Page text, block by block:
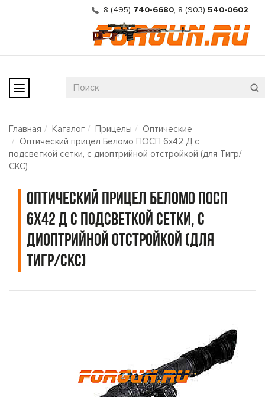
8 (495) 740-6680, 8 (903) 540-0602
Главная Каталог Прицелы
Оптические
Оптический прицел Беломо ПОСП 6x42 Д с
подсветкой сетки, с диоптрийной отстройкой (для Тигр/
СКС)
Оптический прицел Беломо ПОСП
6x42 Д с подсветкой сетки, с
диоптрийной отстройкой (для
Тигр/СКС)